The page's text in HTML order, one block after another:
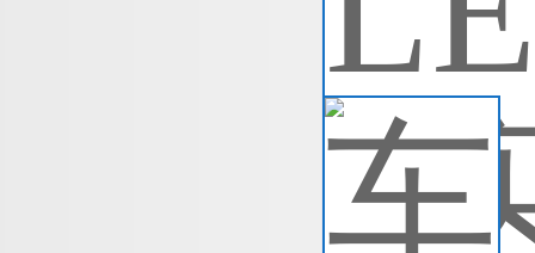
查
车
车
查